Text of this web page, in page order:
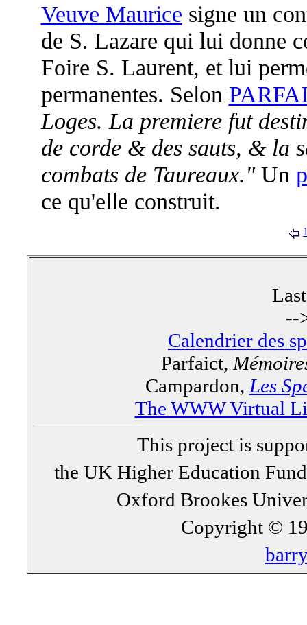
Veuve Maurice signe un
de S. Lazare qui lui donne
Foire S. Laurent, et lui
permanentes. Selon
Loges. La premiere fut
de corde & des sauts, & la
combats de Taureaux."Un
ce qu'elle construit.
--
Calendrier des
Parfaict,
Campardon, Les
The WWW Virtual
This project is
the UK Higher Education
Oxford Brookes
Copyright ©